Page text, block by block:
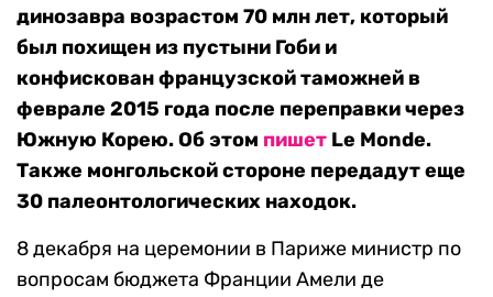
динозавра возрастом 70 млн лет, который
был похищен из пустыни Гоби и
конфискован французской таможней в
феврале 2015 года после переправки через
Южную Корею. Об этом пишет Le Monde.
Также монгольской стороне передадут еще
30 палеонтологических находок.
8 декабря на церемонии в Париже министр по
вопросам бюджета Франции Амели де